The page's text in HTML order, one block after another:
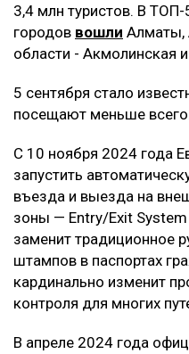
3,4 млн туристов. В
городов вошли Алматы,
области - Акмолинская
5 сентября стало
посещают меньше
С 10 ноября 2024 года
запустить
въезда и выезда на
зоны — Entry/Exit System
заменит традиционное
штампов в паспортах
кардинально изменит
контроля для многих
В апреле 2024 года